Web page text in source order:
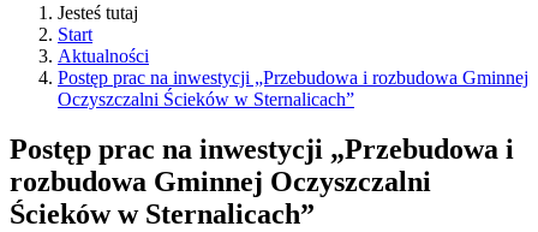
Jesteś tutaj
Start
Aktualności
Postęp prac na inwestycji „Przebudowa i rozbudowa Gminnej
Oczyszczalni Ścieków w Sternalicach”
Postęp prac na inwestycji „Przebudowa i
rozbudowa Gminnej Oczyszczalni
Ścieków w Sternalicach”